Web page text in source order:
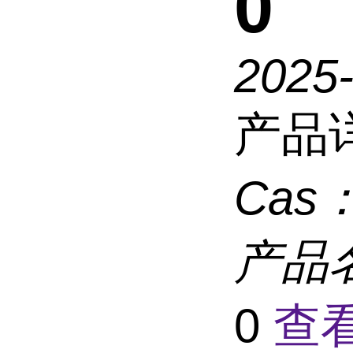
产品
Cas
产品
0 查